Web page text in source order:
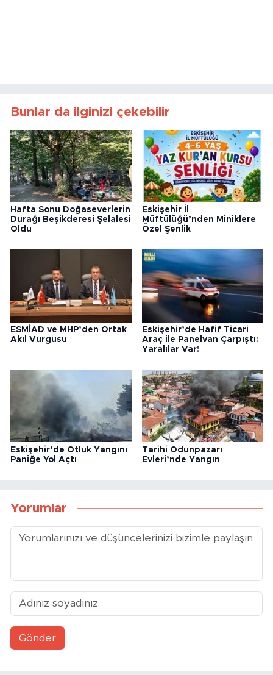
Bunlar da ilginizi çekebilir
Hafta Sonu Doğaseverlerin
Durağı Beşikderesi Şelalesi
Oldu
Eskişehir İl
Müftülüğü’nden Miniklere
Özel Şenlik
ESMİAD ve MHP’den Ortak
Akıl Vurgusu
Eskişehir’de Hafif Ticari
Araç ile Panelvan Çarpıştı:
Yaralılar Var!
Eskişehir’de Otluk Yangını
Paniğe Yol Açtı
Tarihi Odunpazarı
Evleri’nde Yangın
Yorumlar
Gönder